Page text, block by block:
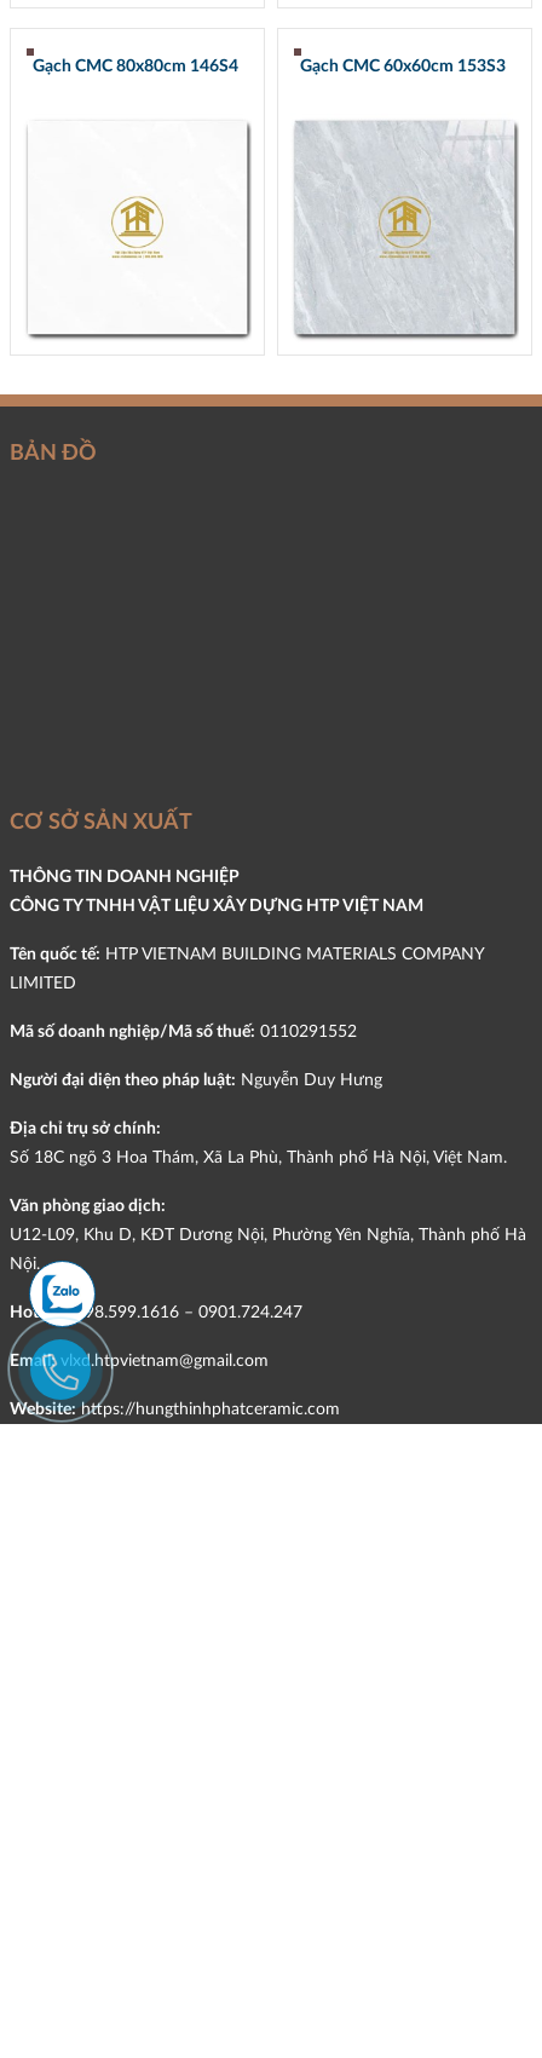
Gạch CMC 80x80cm 146S4 Gạch CMC 60x60cm 153S3
BẢN ĐỒ
CƠ SỞ SẢN XUẤT
THÔNG TIN DOANH NGHIỆP
CÔNG TY TNHH VẬT LIỆU XÂY DỰNG HTP VIỆT NAM
Tên quốc tế: HTP VIETNAM BUILDING MATERIALS COMPANY
LIMITED
Mã số doanh nghiệp/Mã số thuế: 0110291552
Người đại diện theo pháp luật: Nguyễn Duy Hưng
Địa chỉ trụ sở chính:
Số 18C ngõ 3 Hoa Thám, Xã La Phù, Thành phố Hà Nội, Việt Nam.
Văn phòng giao dịch:
U12-L09, Khu D, KĐT Dương Nội, Phường Yên Nghĩa, Thành phố Hà
Nội.
Hotline:098.599.1616 – 0901.724.247
Email: vlxd.htpvietnam@gmail.com
Website: https://hungthinhphatceramic.com